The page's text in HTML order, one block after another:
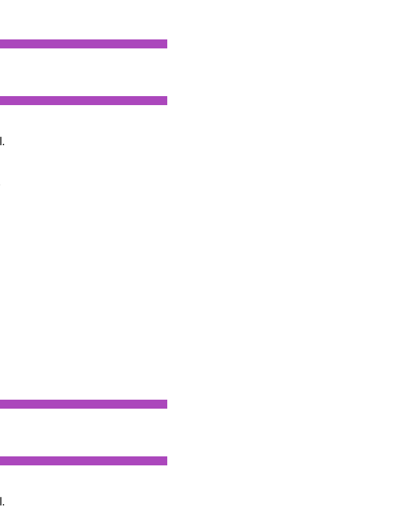
امام جمعه شهرستان ساوجبلاغ اظهارداشت : اربعین امسال سراسر حماسه خونخواهی و مرگ بر آمریکا و اسرائیل بود.
امام جمعه شهرستان ساوجبلاغ اظهارداشت : اربعین امسال سراسر حماسه خونخواهی و مرگ بر آمریکا و اسرائیل بود.